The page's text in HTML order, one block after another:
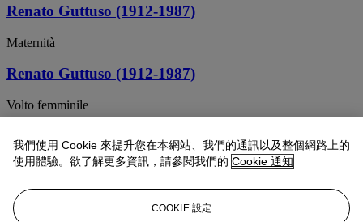
Renato Guttuso (1912-1987)
Maternità
Renato Guttuso (1912-1987)
Volto femminile
Renato Guttuso (1912-1987)
Nudo di donna
Renato Guttuso (1912-1987)
我們使用 Cookie 來提升您在本網站、我們的通訊以及整個網路上的
使用體驗。欲了解更多資訊，請參閱我們的 Cookie 通知
COOKIE 設定